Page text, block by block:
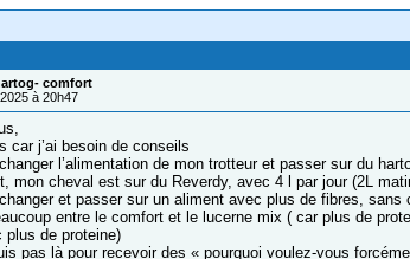
comfort
à 20h47
car j’ai besoin de conseils
l’alimentation de mon trotteur et passer sur du
mon cheval est sur du Reverdy, avec 4 l par jour (2L
et passer sur un aliment avec plus de fibres, sans
entre le comfort et le lucerne mix ( car plus de
plus de proteine)
pas là pour recevoir des « pourquoi voulez-vous